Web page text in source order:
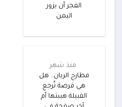
الفجر أن يزور
اليمن
منذ شهر
مطارح الريان.. هل
هي فرصة تُرجع
القبيلة هيبتها أم